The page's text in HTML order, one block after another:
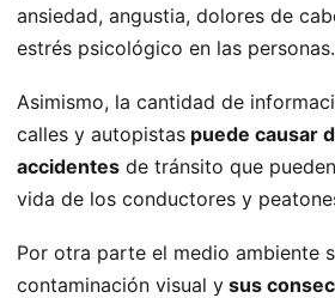
ansiedad, angustia, dolores de
estrés psicológico en las personas.
Asimismo, la cantidad de
calles y autopistas puede causar
accidentes de tránsito que
vida de los conductores y
Por otra parte el medio ambiente
contaminación visual y sus